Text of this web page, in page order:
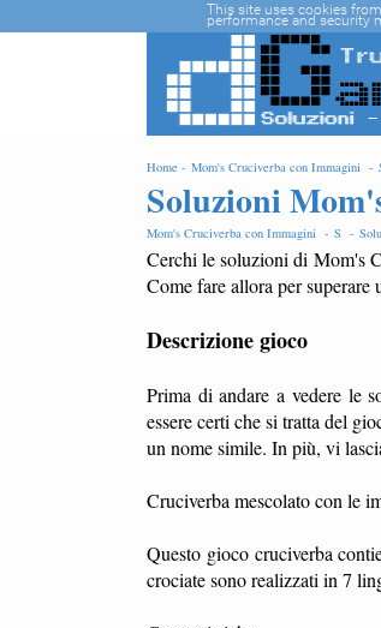
Home - Mom's Cruciverba con Immagini -
Soluzioni
Mom's Cruciverba con Immagini - S -
Cerchi le soluzioni di Mom's
Come fare allora per
Descrizione gioco
Prima di andare a vedere le
essere certi che si tratta del
un nome simile. In più, vi
Cruciverba mescolato con le
Questo gioco cruciverba
crociate sono realizzati in 7
This site uses cookies
performance and security